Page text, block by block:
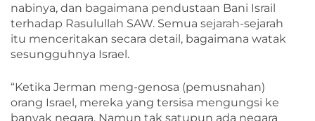
nabinya, dan bagaimana pendustaan Bani Israil
terhadap Rasulullah SAW. Semua sejarah-sejarah
itu menceritakan secara detail, bagaimana watak
sesungguhnya Israel.
“Ketika Jerman meng-genosa (pemusnahan)
orang Israel, mereka yang tersisa mengungsi ke
banyak negara. Namun tak satupun ada negara